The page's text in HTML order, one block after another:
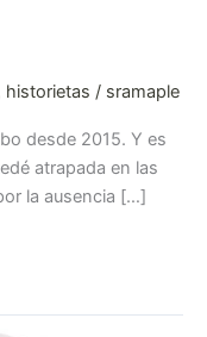
historietas / sramaple
desde 2015. Y es
atrapada en las
la ausencia […]